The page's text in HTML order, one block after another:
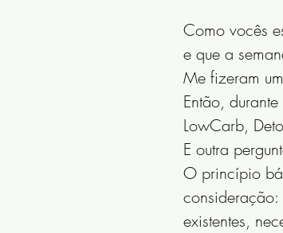
Como vocês
e que a
Me fizeram
Então,
LowCarb,
E outra
O princípio
existentes,